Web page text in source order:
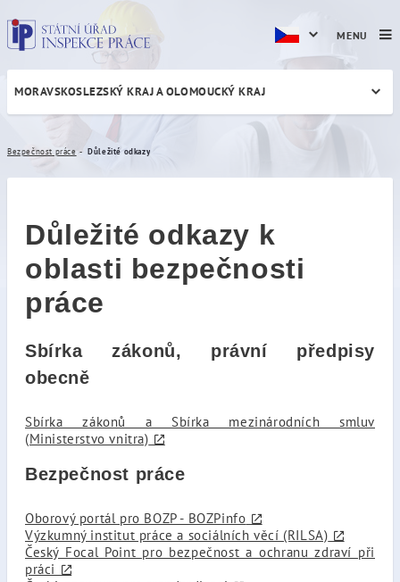
Důležité odkazy
MORAVSKOSLEZSKÝ KRAJ A OLOMOUCKÝ KRAJ
Bezpečnost práce Důležité odkazy
Důležité odkazy k
oblasti bezpečnosti
práce
Sbírka zákonů, právní předpisy
obecně
Sbírka zákonů a Sbírka mezinárodních smluv
(Ministerstvo vnitra)
Bezpečnost práce
Oborový portál pro BOZP - BOZPinfo
Výzkumný institut práce a sociálních věcí (RILSA)
Český Focal Point pro bezpečnost a ochranu zdraví při
práci
MENU